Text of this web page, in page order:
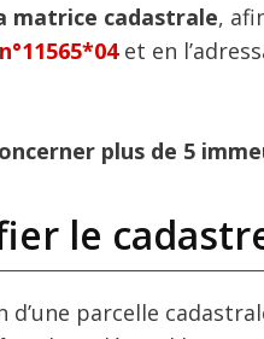
matrice cadastrale,
et en
plus de 5
le
parcelle